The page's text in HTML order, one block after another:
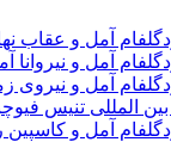
آمل و عقاب
آمل و نیروانا
آمل و نیروی
المللی تنیس
آمل و